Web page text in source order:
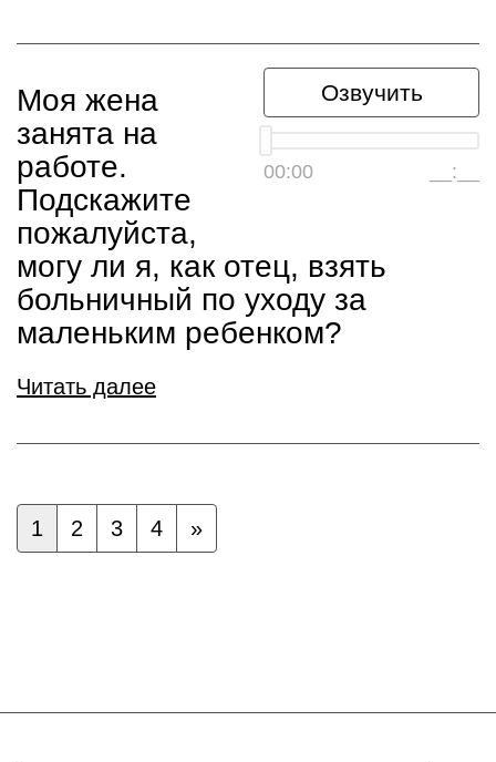
Озвучить
00:00 __:__
Моя жена
занята на
работе.
Подскажите
пожалуйста,
могу ли я, как отец, взять
больничный по уходу за
маленьким ребенком?
Читать далее
1 2 3 4 »